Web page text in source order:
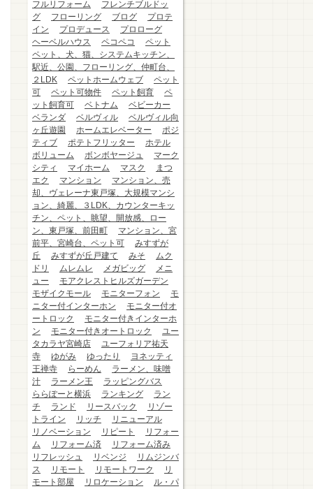
フルリフォーム
フレンチブルドッ
グ
フローリング ブログ
プロテ
イン
プロデュース
プロローグ
ヘーベルハウス
ペコペコ
ペット
ペット、犬、猫、システムキッチン、
駅近、公園、フローリング、仲町台、
２LDK
ペットホームウェブ
ペット
可
ペット可物件 ペット飼育
ペ
ット飼育可
ベトナム
ベビーカー
ベランダ
ベルヴィル
ベルヴィル向
ヶ丘遊園
ホームエレベーター
ポジ
ティブ
ポテトフリッター
ホテル
ボリューム
ボンボヤージュ
マーク
シティ
マイホーム マスク
まつ
エク
マンション
マンション、売
却、ヴェレーナ東戸塚、大規模マンシ
ョン、綺麗、３LDK、カウンターキッ
チン、ペット、眺望、開放感、ロー
ン、東戸塚、前田町
マンション、宮
前平、宮崎台、ペット可
みすずが
丘
みすずが丘戸建て みそ
ムク
ドリ
ムレムレ メガビッグ
メニ
ュー
モアクレストヒルズガーデン
モザイクモール
モニターフォン
モ
ニター付インターホン
モニター付オ
ートロック
モニター付きインターホ
ン
モニター付きオートロック
ユー
タカラヤ宮崎店
ユーフォリア祐天
寺
ゆがみ ゆったり
ヨネッティ
王禅寺
らーめん
ラーメン、味噌
汁
ラーメン王
ラッピングバス
ららぽーと横浜
ランキング
ラン
チ
ランド リースバック
リゾー
トライン
リッチ
リニューアル
リノベーション
リピート
リフォー
ム
リフォーム済
リフォーム済み
リフレッシュ
リベンジ
リムジンバ
ス
リモート リモートワーク
リ
モート部屋
リロケーション
ル・パ